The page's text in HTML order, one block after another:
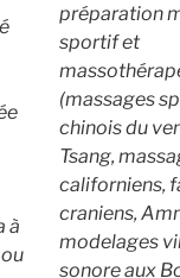
à
préparation
sportif et
(massages
chinois du
Tsang,
californiens,
craniens,
modelages
sonore aux